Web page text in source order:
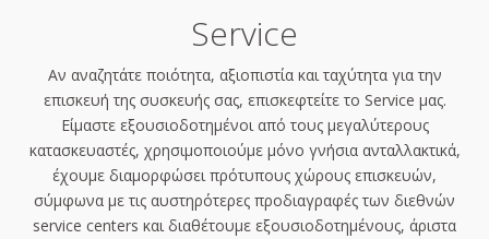
Service
Αν αναζητάτε ποιότητα, αξιοπιστία και ταχύτητα για την
επισκευή της συσκευής σας, επισκεφτείτε το Service μας.
Είμαστε εξουσιοδοτημένοι από τους μεγαλύτερους
κατασκευαστές, χρησιμοποιούμε μόνο γνήσια ανταλλακτικά,
έχουμε διαμορφώσει πρότυπους χώρους επισκευών,
σύμφωνα με τις αυστηρότερες προδιαγραφές των διεθνών
service centers και διαθέτουμε εξουσιοδοτημένους, άριστα